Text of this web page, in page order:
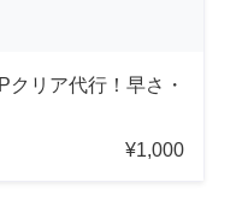
クリア代行！早さ・
¥1,000